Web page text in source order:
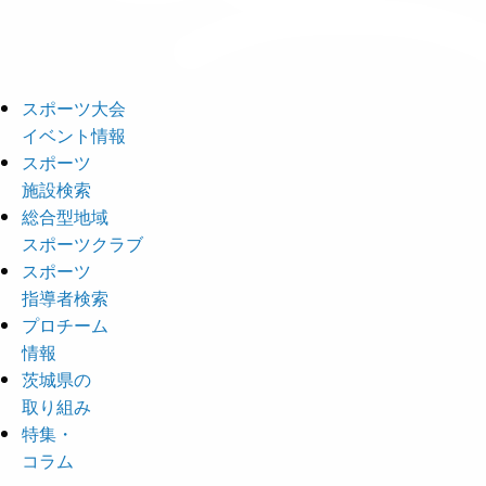
スポーツ大会
イベント情報
スポーツ
施設検索
総合型地域
スポーツクラブ
スポーツ
指導者検索
プロチーム
情報
茨城県の
取り組み
特集・
コラム